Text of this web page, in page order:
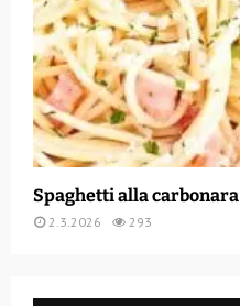
Spaghetti alla carbonara
2.3.2026 293